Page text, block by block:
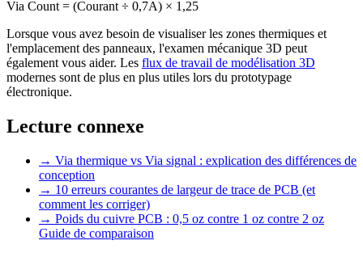
Via Count = (Courant ÷ 0,7A) × 1,25
Lorsque vous avez besoin de visualiser les zones thermiques et
l'emplacement des panneaux, l'examen mécanique 3D peut
également vous aider. Les flux de travail de modélisation 3D
modernes sont de plus en plus utiles lors du prototypage
électronique.
Lecture connexe
→ Via thermique vs Via signal : explication des différences de
conception
→ 10 erreurs courantes de largeur de trace de PCB (et
comment les corriger)
→ Poids du cuivre PCB : 0,5 oz contre 1 oz contre 2 oz
Guide de comparaison